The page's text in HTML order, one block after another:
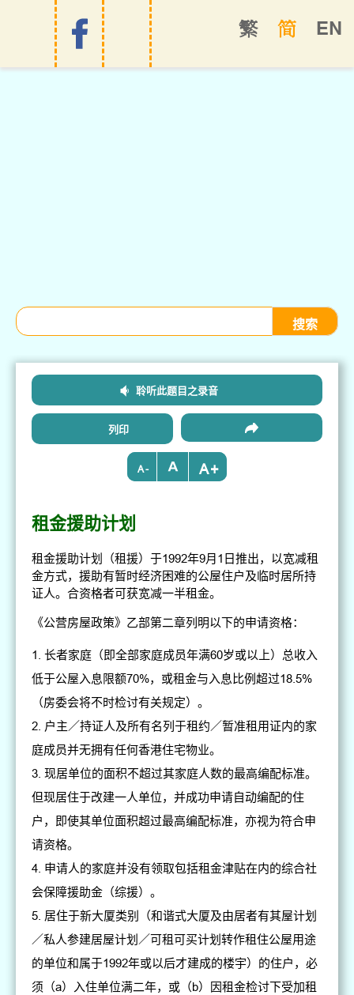
EN
简
繁
聆听此题目之录音
列印
- +
租金援助计划
租金援助计划（租援）于1992年9月1日推出，以宽减租
金方式，援助有暂时经济困难的公屋住户及临时居所持
证人。合资格者可获宽减一半租金。
《公营房屋政策》乙部第二章列明以下的申请资格：
长者家庭（即全部家庭成员年满60岁或以上）总收入
低于公屋入息限额70%，或租金与入息比例超过18.5%
（房委会将不时检讨有关规定）。
户主／持证人及所有名列于租约／暂准租用证内的家
庭成员并无拥有任何香港住宅物业。
现居单位的面积不超过其家庭人数的最高编配标准。
但现居住于改建一人单位，并成功申请自动编配的住
户，即使其单位面积超过最高编配标准，亦视为符合申
请资格。
申请人的家庭并没有领取包括租金津贴在内的综合社
会保障援助金（综援）。
居住于新大厦类别（和谐式大厦及由居者有其屋计划
／私人参建居屋计划／可租可买计划转作租住公屋用途
的单位和属于1992年或以后才建成的楼宇）的住户，必
须（a）入住单位满二年，或（b）因租金检讨下受加租